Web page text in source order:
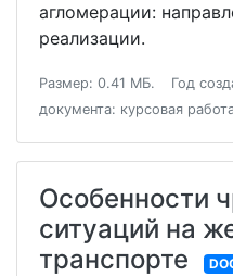
агломерации:
реализации.
Размер: 0.41 МБ. Год
документа: курсовая
Особенности
ситуаций на
транспорте